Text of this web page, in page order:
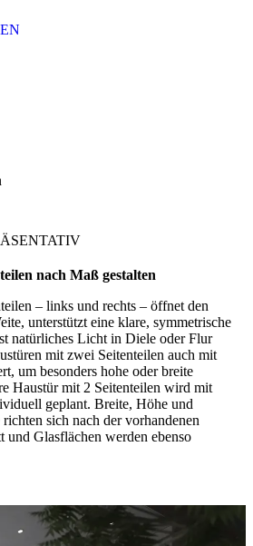
nach Maß gestalten
– links und rechts – öffnet den
unterstützt eine klare, symmetrische
natürliches Licht in Diele oder Flur
mit zwei Seitenteilen auch mit
um besonders hohe oder breite
Haustür mit 2 Seitenteilen wird mit
geplant. Breite, Höhe und
sich nach der vorhandenen
und Glasflächen werden ebenso